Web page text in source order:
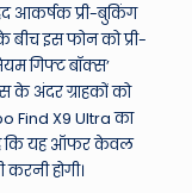
आकर्षक प्री-बुकिंग
बीच इस फोन को प्री-
गिफ्ट बॉक्स’
के अंदर ग्राहकों को
Find X9 Ultra का
कि यह ऑफर केवल
होगी।